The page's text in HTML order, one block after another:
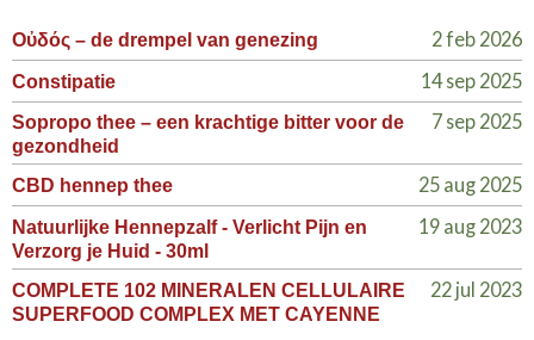
Οὐδός – de drempel van genezing 2 feb 2026
Constipatie 14 sep 2025
Sopropo thee – een krachtige bitter voor de
gezondheid
7 sep 2025
CBD hennep thee 25 aug 2025
Natuurlijke Hennepzalf - Verlicht Pijn en
Verzorg je Huid - 30ml
19 aug 2023
COMPLETE 102 MINERALEN CELLULAIRE
SUPERFOOD COMPLEX MET CAYENNE
22 jul 2023